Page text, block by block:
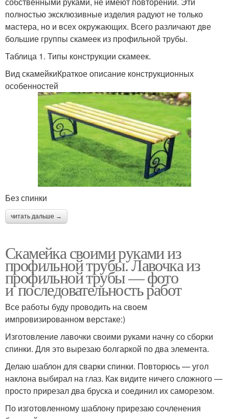
полностью эксклюзивные изделия радуют не только
мастера, но и всех окружающих. Всего различают две
большие группы скамеек из профильной трубы.
Таблица 1. Типы конструкции скамеек.
Вид скамейкиКраткое описание конструкционных
особенностей
Без спинки
читать дальше →
Скамейка своими руками из
профильной трубы. Лавочка из
профильной трубы — фото
и последовательность работ
Все работы буду проводить на своем
импровизированном верстаке:)
Изготовление лавочки своими руками начну со сборки
спинки. Для это вырезаю болгаркой по два элемента.
Делаю шаблон для сварки спинки. Повторюсь — угол
наклона выбирал на глаз. Как видите ничего сложного —
просто прирезал два бруска и соединил их саморезом.
По изготовленному шаблону прирезаю сочленения